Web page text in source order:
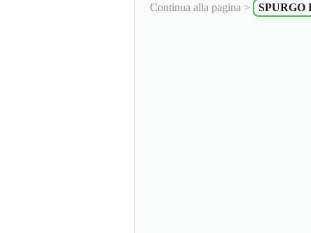
Continua alla pagina > SPURGO